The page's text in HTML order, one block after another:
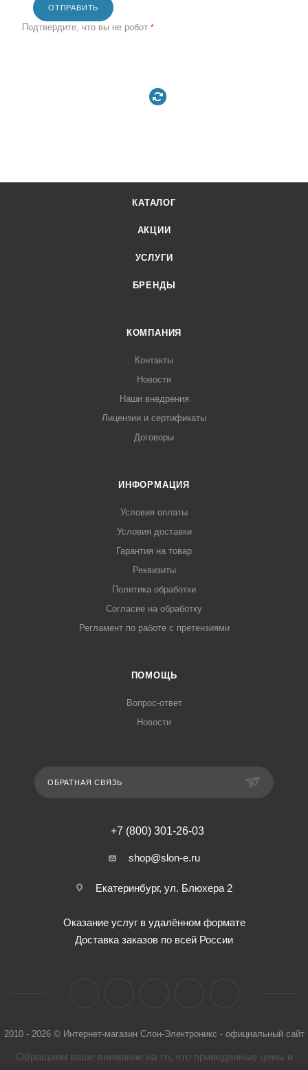
ОТПРАВИТЬ
Подтвердите, что вы не робот *
КАТАЛОГ
АКЦИИ
УСЛУГИ
БРЕНДЫ
КОМПАНИЯ
Контакты
Новости
Наши внедрения
Лицензии и сертификаты
Договоры
ИНФОРМАЦИЯ
Условия оплаты
Условия доставки
Гарантия на товар
Реквизиты
Политика обработки
Согласие на обработку
Регламент по работе с претензиями
ПОМОЩЬ
Вопрос-ответ
Новости
ОБРАТНАЯ СВЯЗЬ
+7 (800) 301-26-03
shop@slon-e.ru
Екатеринбург, ул. Блюхера 2
Оказание услуг в удалённом формате
Доставка заказов по всей России
2010 - 2026 © Интернет-магазин Слон-Электроникс - официальный сайт
Обращаем ваше внимание на то, что приведенные цены и